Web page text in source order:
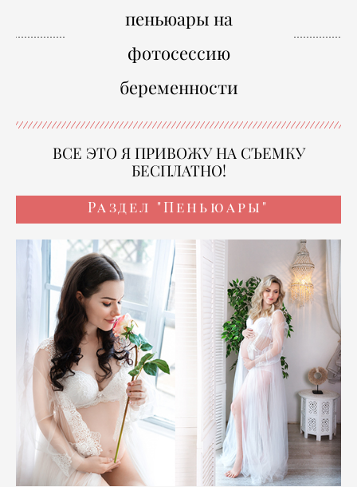
пеньюары на
фотосессию
беременности
ВСЕ ЭТО Я ПРИВОЖУ НА СЪЕМКУ
БЕСПЛАТНО!
Раздел "Пеньюары"